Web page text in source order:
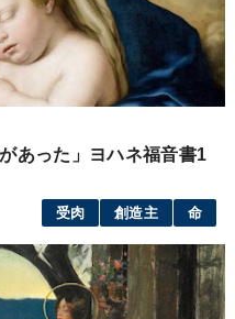
あった」ヨハネ福音書1
受肉 創造主 命